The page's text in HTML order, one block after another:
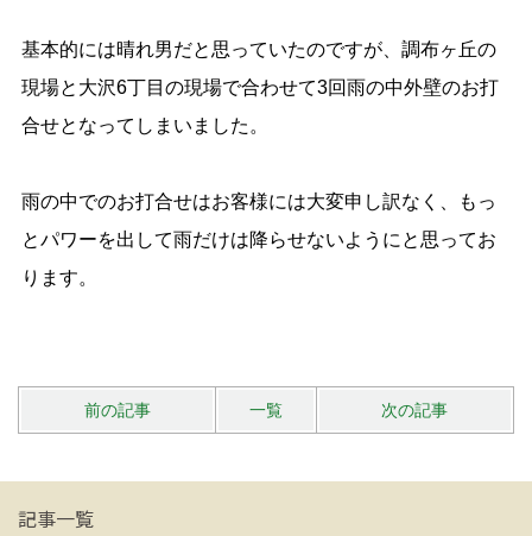
基本的には晴れ男だと思っていたのですが、調布ヶ丘の
現場と大沢6丁目の現場で合わせて3回雨の中外壁のお打
合せとなってしまいました。
雨の中でのお打合せはお客様には大変申し訳なく、もっ
とパワーを出して雨だけは降らせないようにと思ってお
ります。
前の記事 一覧 次の記事
記事一覧